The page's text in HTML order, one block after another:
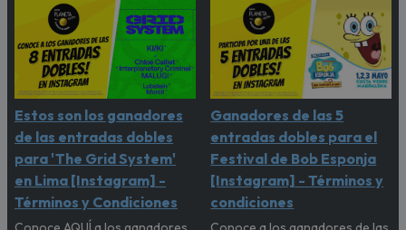
Estos son los ganadores
de las entradas dobles
para 'The Grid System'
en Lima [Instagram] -
Términos y Condiciones
Ganadores de las 5
entradas dobles para el
Festival de Bob Esponja
[Instagram] - Términos y
condiciones